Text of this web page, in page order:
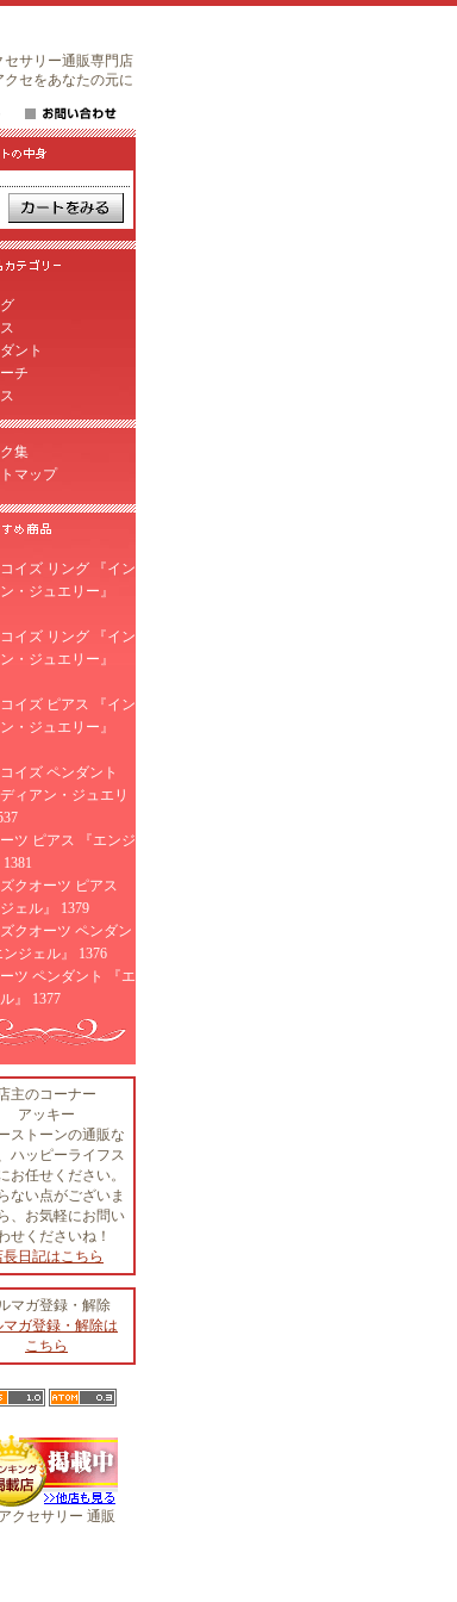
サリー通販専門店
クセをあなたの元に
ント
チ
集
マップ
イズ リング 『イン
・ジュエリー』
イズ リング 『イン
・ジュエリー』
イズ ピアス 『イン
・ジュエリー』
イズ ペンダント
ディアン・ジュエリ
ツ ピアス 『エンジ
クオーツ ピアス
ジェル』 1379
クオーツ ペンダン
ンジェル』 1376
ツ ペンダント 『エ
』 1377
主のコーナー
アッキー
ストーンの通販な
ハッピーライフス
お任せください。
ない点がございま
、お気軽にお問い
せくださいね！
長日記はこちら
マガ登録・解除
マガ登録・解除は
こちら